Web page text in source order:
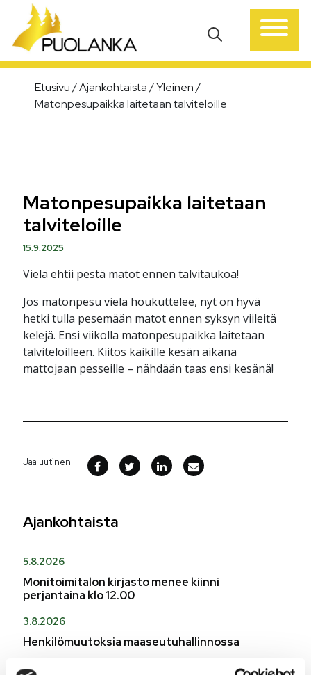
Päävalikko
Etusivu/Ajankohtaista/Yleinen/
Matonpesupaikka laitetaan talviteloille
Matonpesupaikka laitetaan
talviteloille
15.9.2025
Vielä ehtii pestä matot ennen talvitaukoa!
Jos matonpesu vielä houkuttelee, nyt on hyvä
hetki tulla pesemään matot ennen syksyn viileitä
kelejä. Ensi viikolla matonpesupaikka laitetaan
talviteloilleen. Kiitos kaikille kesän aikana
mattojaan pesseille – nähdään taas ensi kesänä!
Jaa uutinen
Ajankohtaista
5.8.2026
Monitoimitalon kirjasto menee kiinni
perjantaina klo 12.00
3.8.2026
Henkilömuutoksia maaseutuhallinnossa
29.7.2026